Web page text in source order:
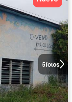
5fotos